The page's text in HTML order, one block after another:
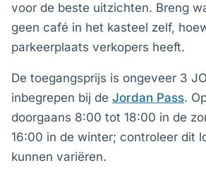
voor de beste uitzichten. Breng
geen café in het kasteel zelf,
parkeerplaats verkopers heeft.
De toegangsprijs is ongeveer 3
inbegrepen bij de Jordan Pass.
doorgaans 8:00 tot 18:00 in de
16:00 in de winter; controleer dit
kunnen variëren.